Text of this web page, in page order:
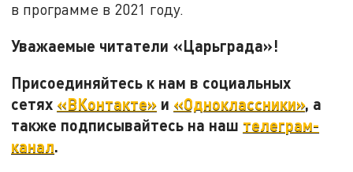
в программе в 2021 году.
Уважаемые читатели «Царьграда»!
Присоединяйтесь к нам в социальных
сетях «ВКонтакте» и «Одноклассники», а
также подписывайтесь на наш телеграм-
канал.